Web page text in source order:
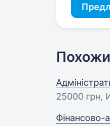
25000 грн,
Фінансово-